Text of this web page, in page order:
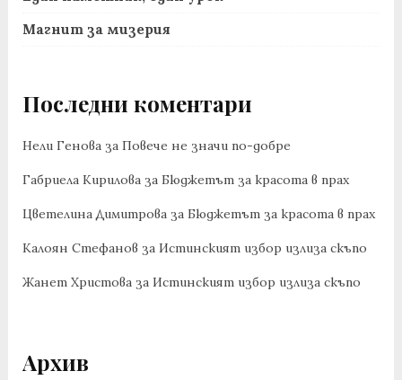
Магнит за мизерия
Последни коментари
Нели Геноваза Повече не значи по-добре
Габриела Кириловаза Бюджетът за красота в прах
Цветелина Димитроваза Бюджетът за красота в прах
Калоян Стефанов за Истинският избор излиза скъпо
Жанет Христоваза Истинският избор излиза скъпо
Архив